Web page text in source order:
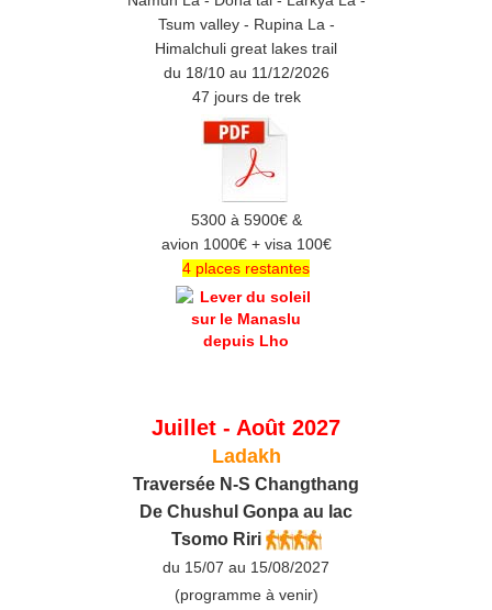
Tsum valley - Rupina La -
Himalchuli great lakes trail
du 18/10 au 11/12/2026
47 jours de trek
5300 à 5900€ &
avion 1000€ + visa 100€
4 places restantes
Juillet - Août 2027
Ladakh
Traversée N-S Changthang
De C hushul Gonpa au lac
Tsomo Riri
du 15/07 au 15/08/2027
(programme à venir)